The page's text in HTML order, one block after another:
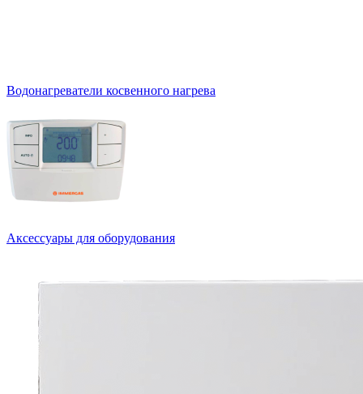
Водонагреватели косвенного нагрева
Аксессуары для оборудования